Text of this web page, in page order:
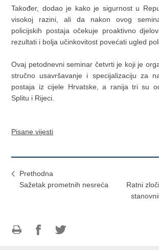
Također, dodao je kako je sigurnost u
visokoj razini, ali da nakon ovog
policijskih postaja očekuje proaktivno
rezultati i bolja učinkovitost povećati ugled
Ovaj petodnevni seminar četvrti je koji je
stručno usavršavanje i specijalizaciju za
postaja iz cijele Hrvatske, a ranija tri su
Splitu i Rijeci.
Pisane vijesti
Prethodna
Sažetak prometnih nesreća
Ratni